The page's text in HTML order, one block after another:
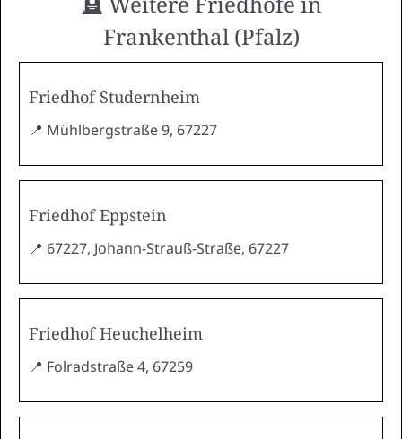
Frankenthal (Pfalz)
Friedhof Studernheim
📍 Mühlbergstraße 9, 67227
Friedhof Eppstein
📍 67227, Johann-Strauß-Straße, 67227
Friedhof Heuchelheim
📍 Folradstraße 4, 67259